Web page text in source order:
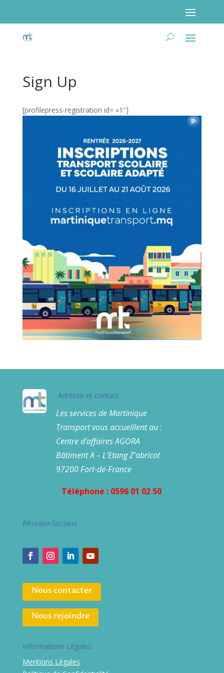
Poser ma question
Sign Up
[profilepress-registration id= »1″]
Adresse et contact
Les services de Martinique
Transport vous accueillent au :
Centre d’affaires AGORA
Bâtiment A – L’Etang Z’abricot
97200 Fort-de-France
Téléphone : 0596 01 02 50
Réseaux Sociaux
Nous contacter
Nous rejoindre
Informations Légales
Mentions Légales